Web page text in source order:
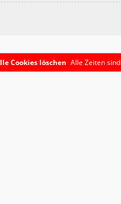
Alle Zeiten sind
Cookies löschen